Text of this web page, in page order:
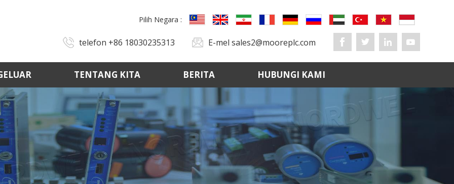
Pilih Negara :
telefon +86 18030235313 E-mel sales2@mooreplc.com
TENTANG KITA BERITA HUBUNGI KAMI